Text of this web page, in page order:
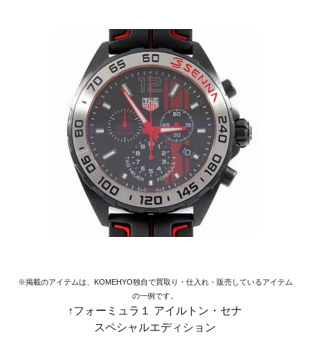
※掲載のアイテムは、KOMEHYO独自で買取り・仕入れ・販売しているアイテム
の一例です。
↑フォーミュラ１ アイルトン・セナ
スペシャルエディション